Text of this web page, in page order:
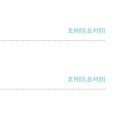
支持[0] 反对[0]
支持[0] 反对[0]